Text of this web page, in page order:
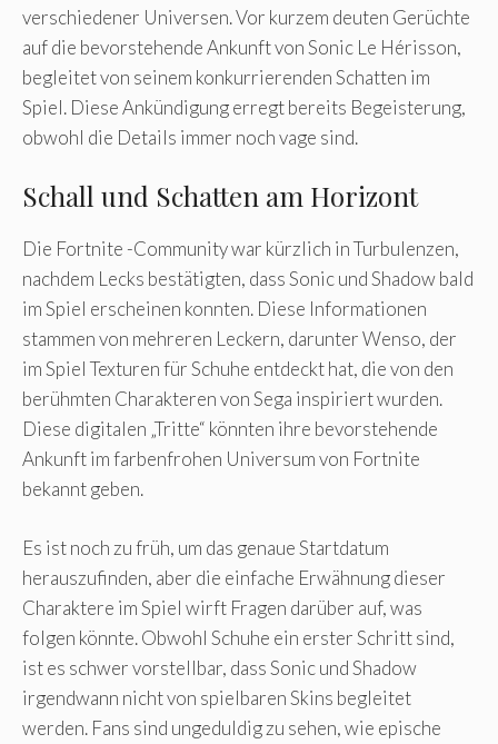
verschiedener Universen. Vor kurzem deuten Gerüchte
auf die bevorstehende Ankunft von Sonic Le Hérisson,
begleitet von seinem konkurrierenden Schatten im
Spiel. Diese Ankündigung erregt bereits Begeisterung,
obwohl die Details immer noch vage sind.
Schall und Schatten am Horizont
Die Fortnite -Community war kürzlich in Turbulenzen,
nachdem Lecks bestätigten, dass Sonic und Shadow bald
im Spiel erscheinen konnten. Diese Informationen
stammen von mehreren Leckern, darunter Wenso, der
im Spiel Texturen für Schuhe entdeckt hat, die von den
berühmten Charakteren von Sega inspiriert wurden.
Diese digitalen „Tritte“ könnten ihre bevorstehende
Ankunft im farbenfrohen Universum von Fortnite
bekannt geben.
Es ist noch zu früh, um das genaue Startdatum
herauszufinden, aber die einfache Erwähnung dieser
Charaktere im Spiel wirft Fragen darüber auf, was
folgen könnte. Obwohl Schuhe ein erster Schritt sind,
ist es schwer vorstellbar, dass Sonic und Shadow
irgendwann nicht von spielbaren Skins begleitet
werden. Fans sind ungeduldig zu sehen, wie epische